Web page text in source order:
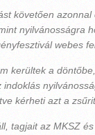
követően azonnal
nyilvánosságra
webes
kerültek a
indoklás
kérheti azt a
tagjait az MKSZ